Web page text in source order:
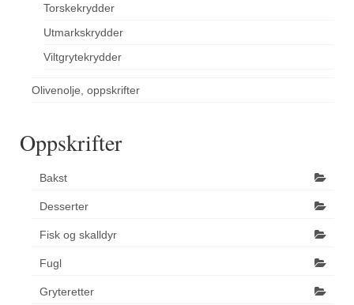
Torskekrydder
Utmarkskrydder
Viltgrytekrydder
Olivenolje, oppskrifter
Oppskrifter
Bakst
Desserter
Fisk og skalldyr
Fugl
Gryteretter